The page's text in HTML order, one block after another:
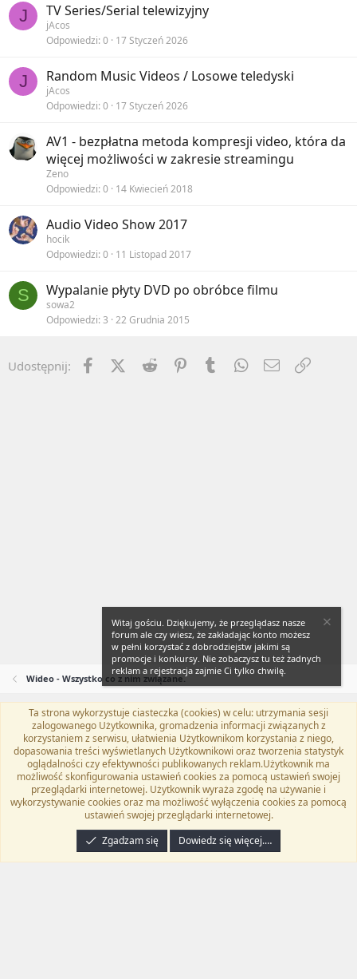
J TV Series/Serial telewizyjny
jAcos
Odpowiedzi 0 17 Styczeń 2026
J Random Music Videos / Losowe teledyski
jAcos
Odpowiedzi 0 17 Styczeń 2026
AV1 - bezpłatna metoda kompresji video, która da
więcej możliwości w zakresie streamingu
Zeno
Odpowiedzi 0 14 Kwiecień 2018
Audio Video Show 2017
hocik
Odpowiedzi 0 11 Listopad 2017
S Wypalanie płyty DVD po obróbce filmu
sowa2
Odpowiedzi 3 22 Grudnia 2015
Udostępnij: FacebookX (Twitter)
Reddit PinterestTumblr WhatsApp
Email
Wideo - Wszystko co z nim związane.
Flat Awesome + (Parent DO NOT EDIT)
Polski (PL)
Kontakt
Regulamin Polityka prywatności Pomoc
TwitterKontakt
RSS
Community platform by XenForo® © 2010-2024 XenForo Ltd.
programyzadarmo.net.pl . | Xenforo Add-ons
Email Check by MPM.PM
Witaj gościu. Dziękujemy, że przeglądasz nasze
forum ale czy wiesz, że zakładając konto możesz
w pełni korzystać z dobrodziejstw jakimi są
promocje i konkursy. Nie zobaczysz tu też żadnych
reklam a rejestracja zajmie Ci tylko chwilę.
Ta strona wykorzystuje ciasteczka (cookies) w celu: utrzymania sesji
zalogowanego Użytkownika, gromadzenia informacji związanych z
korzystaniem z serwisu, ułatwienia Użytkownikom korzystania z niego,
dopasowania treści wyświetlanych Użytkownikowi oraz tworzenia statystyk
oglądalności czy efektywności publikowanych reklam.Użytkownik ma
możliwość skonfigurowania ustawień cookies za pomocą ustawień swojej
przeglądarki internetowej. Użytkownik wyraża zgodę na używanie i
wykorzystywanie cookies oraz ma możliwość wyłączenia cookies za pomocą
ustawień swojej przeglądarki internetowej.
Zgadzam się
Dowiedz się więcej.…